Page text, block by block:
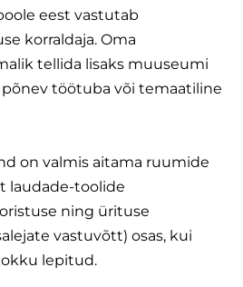
eest vastutab
korraldaja. Oma
tellida lisaks muuseumi
töötuba või temaatiline
on valmis aitama ruumide
laudade-toolide
ning ürituse
vastuvõtt) osas, kui
lepitud.